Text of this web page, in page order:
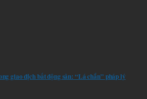
giao dịch bất động sản: “Lá chắn” pháp lý